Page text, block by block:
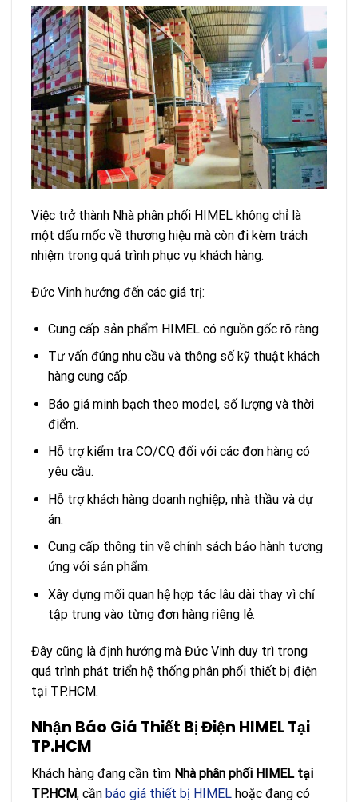
Việc trở thành Nhà phân phối HIMEL không chỉ là
một dấu mốc về thương hiệu mà còn đi kèm trách
nhiệm trong quá trình phục vụ khách hàng.
Đức Vinh hướng đến các giá trị:
Cung cấp sản phẩm HIMEL có nguồn gốc rõ ràng.
Tư vấn đúng nhu cầu và thông số kỹ thuật khách
hàng cung cấp.
Báo giá minh bạch theo model, số lượng và thời
điểm.
Hỗ trợ kiểm tra CO/CQ đối với các đơn hàng có
yêu cầu.
Hỗ trợ khách hàng doanh nghiệp, nhà thầu và dự
án.
Cung cấp thông tin về chính sách bảo hành tương
ứng với sản phẩm.
Xây dựng mối quan hệ hợp tác lâu dài thay vì chỉ
tập trung vào từng đơn hàng riêng lẻ.
Đây cũng là định hướng mà Đức Vinh duy trì trong
quá trình phát triển hệ thống phân phối thiết bị điện
tại TP.HCM.
Nhận Báo Giá Thiết Bị Điện HIMEL Tại
TP.HCM
Khách hàng đang cần tìm Nhà phân phối HIMEL tại
TP.HCM, cần báo giá thiết bị HIMEL hoặc đang có